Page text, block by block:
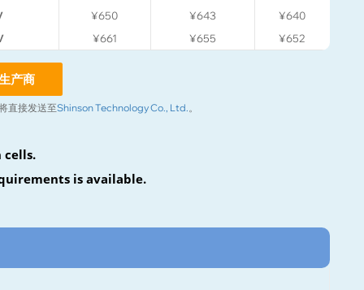
¥650 ¥643
¥640
¥661 ¥655 ¥652
产商
直接发送至Shinson Technology Co., Ltd. 。
cells.
is available.